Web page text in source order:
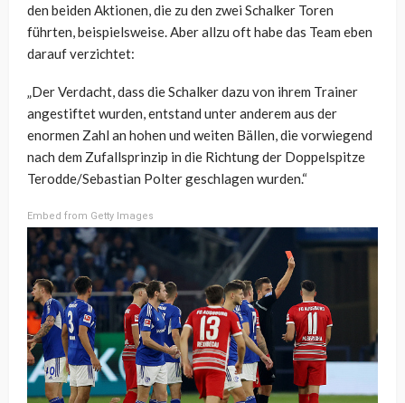
den beiden Aktionen, die zu den zwei Schalker Toren
führten, beispielsweise. Aber allzu oft habe das Team eben
darauf verzichtet:
„Der Verdacht, dass die Schalker dazu von ihrem Trainer
angestiftet wurden, entstand unter anderem aus der
enormen Zahl an hohen und weiten Bällen, die vorwiegend
nach dem Zufallsprinzip in die Richtung der Doppelspitze
Terodde/Sebastian Polter geschlagen wurden.“
Embed from Getty Images